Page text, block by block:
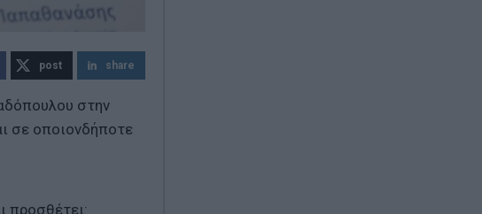
post share
στην
σε οποιονδήποτε
προσθέτει: